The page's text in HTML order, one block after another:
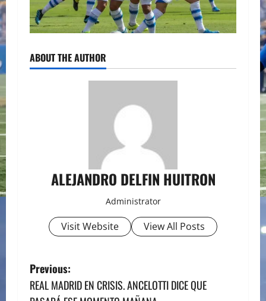
ABOUT THE AUTHOR
ALEJANDRO DELFIN HUITRON
Administrator
Visit Website View All Posts
P
Previous:
REAL MADRID EN CRISIS. ANCELOTTI DICE QUE